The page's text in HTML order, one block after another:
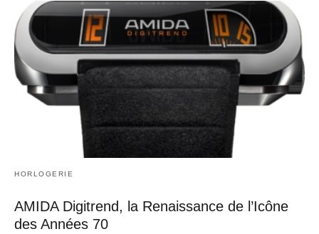
HORLOGERIE
AMIDA Digitrend, la Renaissance de l’Icône
des Années 70